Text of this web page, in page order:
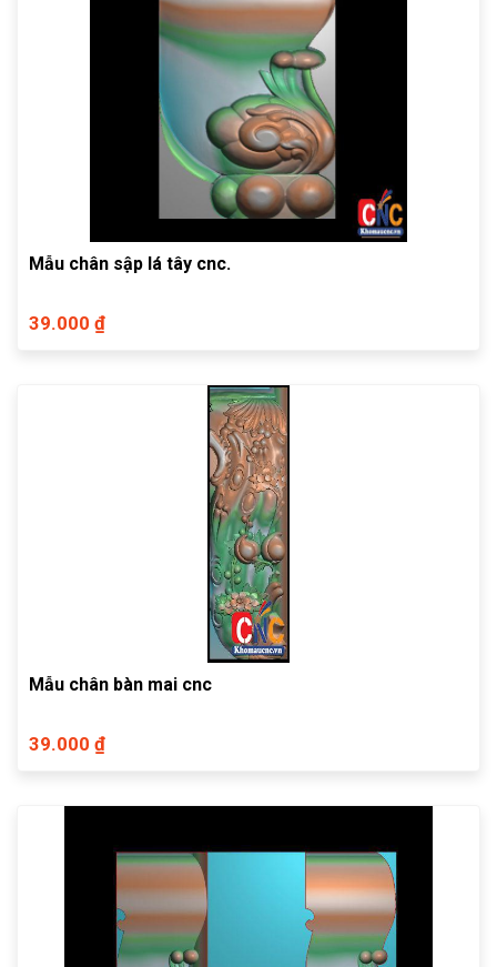
Mẫu chân sập lá tây cnc.
39.000 ₫
Mẫu chân bàn mai cnc
39.000 ₫